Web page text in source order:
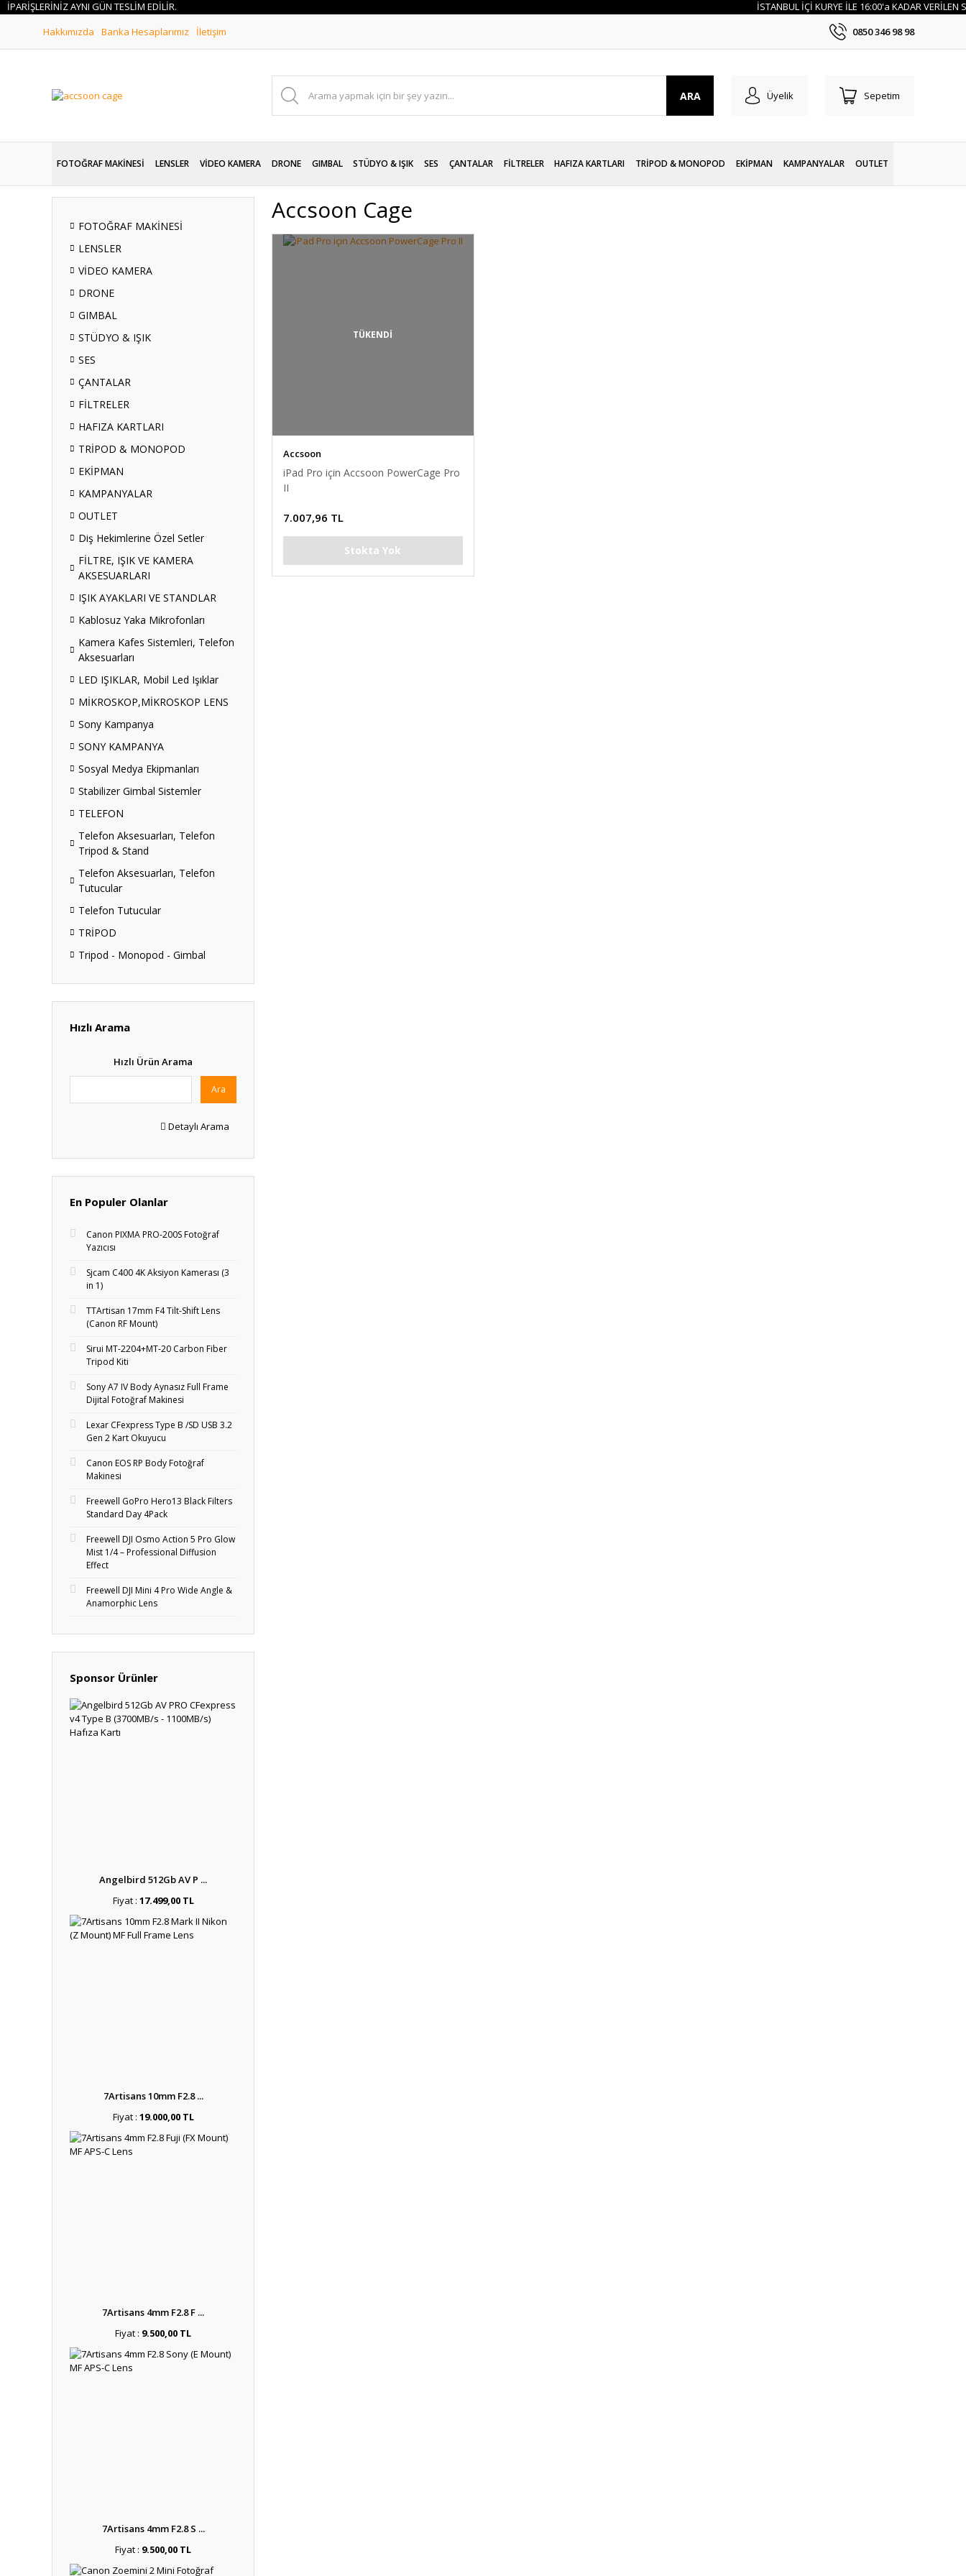
AYNI GÜN TESLİM EDİLİR.
İSTANBUL İÇİ KURYE İLE 16:00'a KADAR VERİLEN
Hakkımızda
Banka Hesaplarımız İletişim 0850 346 98 98
ARA Üyelik Sepetim
FOTOĞRAF MAKİNESİ LENSLER VİDEO KAMERA DRONE GIMBAL STÜDYO & IŞIK SES ÇANTALAR FİLTRELER HAFIZA KARTLARI TRİPOD & MONOPOD EKİPMAN KAMPANYALAR OUTLET
FOTOĞRAF MAKİNESİ
LENSLER
VİDEO KAMERA
DRONE
GIMBAL
STÜDYO & IŞIK
SES
ÇANTALAR
FİLTRELER
HAFIZA KARTLARI
TRİPOD & MONOPOD
EKİPMAN
KAMPANYALAR
OUTLET
Diş Hekimlerine Özel Setler
FİLTRE, IŞIK VE KAMERA
AKSESUARLARI
IŞIK AYAKLARI VE STANDLAR
Kablosuz Yaka Mikrofonları
Kamera Kafes Sistemleri, Telefon
Aksesuarları
LED IŞIKLAR, Mobil Led Işıklar
MİKROSKOP,MİKROSKOP LENS
Sony Kampanya
SONY KAMPANYA
Sosyal Medya Ekipmanları
Stabilizer Gimbal Sistemler
TELEFON
Telefon Aksesuarları, Telefon
Tripod & Stand
Telefon Aksesuarları, Telefon
Tutucular
Telefon Tutucular
TRİPOD
Tripod - Monopod - Gimbal
Hızlı Arama
Hızlı Ürün Arama
Ara
Detaylı Arama
En Populer Olanlar
Canon PIXMA PRO-200S Fotoğraf
Yazıcısı
Sjcam C400 4K Aksiyon Kamerası (3
in 1)
TTArtisan 17mm F4 Tilt-Shift Lens
(Canon RF Mount)
Sirui MT-2204+MT‑20 Carbon Fiber
Tripod Kiti
Sony A7 IV Body Aynasız Full Frame
Dijital Fotoğraf Makinesi
Lexar CFexpress Type B /SD USB 3.2
Gen 2 Kart Okuyucu
Canon EOS RP Body Fotoğraf
Makinesi
Freewell GoPro Hero13 Black Filters
Standard Day 4Pack
Freewell DJI Osmo Action 5 Pro Glow
Mist 1/4 – Professional Diffusion
Effect
Freewell DJI Mini 4 Pro Wide Angle &
Anamorphic Lens
Sponsor Ürünler
Angelbird 512Gb AV P ...
Fiyat : 17.499,00 TL
7Artisans 10mm F2.8 ...
Fiyat : 19.000,00 TL
7Artisans 4mm F2.8 F ...
Fiyat : 9.500,00 TL
7Artisans 4mm F2.8 S ...
Fiyat : 9.500,00 TL
Accsoon Cage
TÜKENDİ
Accsoon
iPad Pro için Accsoon PowerCage Pro
II
7.007,96 TL
Stokta Yok